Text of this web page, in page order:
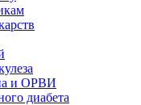
и ОРВИ
диабета